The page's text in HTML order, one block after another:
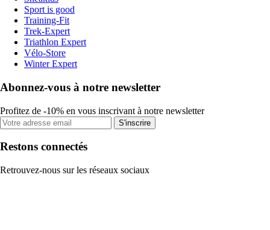
Sport is good
Training-Fit
Trek-Expert
Triathlon Expert
Vélo-Store
Winter Expert
Abonnez-vous à notre newsletter
Profitez de -10% en vous inscrivant à notre newsletter
S'inscrire
Restons connectés
Retrouvez-nous sur les réseaux sociaux